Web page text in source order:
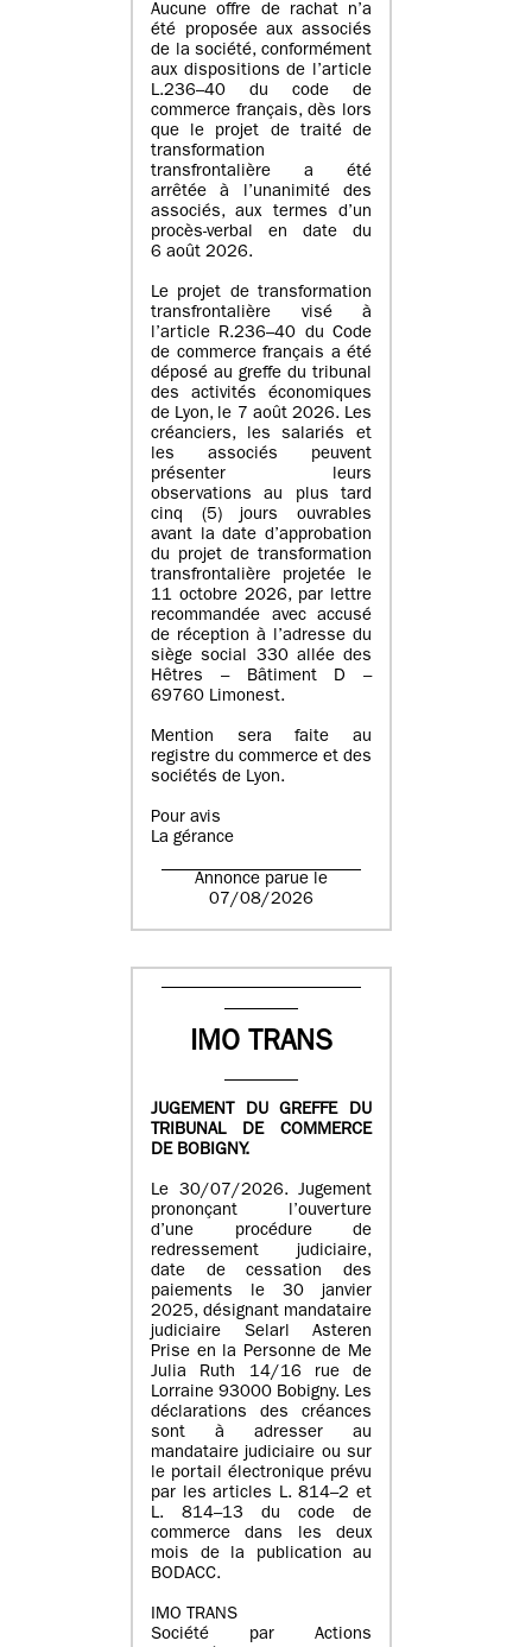
Aucune offre de rachat n’a
été proposée aux associés
de la société, conformément
aux dispositions de l’article
L.236–40 du code de
commerce français, dès lors
que le projet de traité de
transformation
transfrontalière a été
arrêtée à l’unanimité des
associés, aux termes d’un
procès-verbal en date du
6 août 2026.
Le projet de transformation
transfrontalière visé à
l’article R.236–40 du Code
de commerce français a été
déposé au greffe du tribunal
des activités économiques
de Lyon, le 7 août 2026. Les
créanciers, les salariés et
les associés peuvent
présenter leurs
observations au plus tard
cinq (5) jours ouvrables
avant la date d’approbation
du projet de transformation
transfrontalière projetée le
11 octobre 2026, par lettre
recommandée avec accusé
de réception à l’adresse du
siège social 330 allée des
Hêtres – Bâtiment D –
69760 Limonest.
Mention sera faite au
registre du commerce et des
sociétés de Lyon.
Pour avis
La gérance
Annonce parue le
07/08/2026
IMO TRANS
JUGEMENT DU GREFFE DU
TRIBUNAL DE COMMERCE
DE BOBIGNY.
Le 30/07/2026. Jugement
prononçant l’ouverture
d’une procédure de
redressement judiciaire,
date de cessation des
paiements le 30 janvier
2025, désignant mandataire
judiciaire Selarl Asteren
Prise en la Personne de Me
Julia Ruth 14/16 rue de
Lorraine 93000 Bobigny. Les
déclarations des créances
sont à adresser au
mandataire judiciaire ou sur
le portail électronique prévu
par les articles L. 814–2 et
L. 814–13 du code de
commerce dans les deux
mois de la publication au
BODACC.
IMO TRANS
Société par Actions